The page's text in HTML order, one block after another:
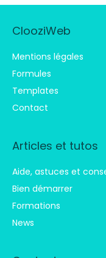
ClooziWeb
Mentions légales
Formules
Templates
Contact
Articles et tutos
Aide, astuces et
Bien démarrer
Formations
News